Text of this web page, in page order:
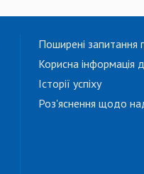
Поширені запитання
Корисна інформація
Історії успіху
Роз'яснення щодо